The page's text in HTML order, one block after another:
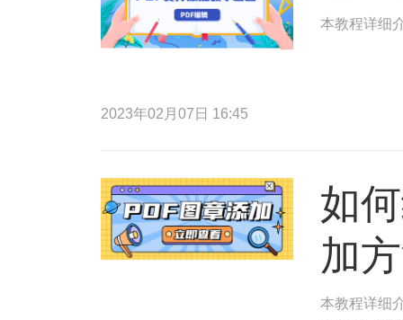
本教程详细
2023年02月07日 16:45
如
加
本教程详细